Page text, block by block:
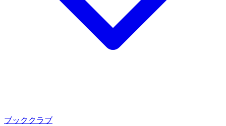
ブッククラブ